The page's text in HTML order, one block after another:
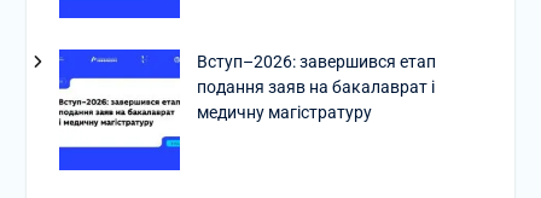
Вступ–2026: завершився етап
подання заяв на бакалаврат і
медичну магістратуру